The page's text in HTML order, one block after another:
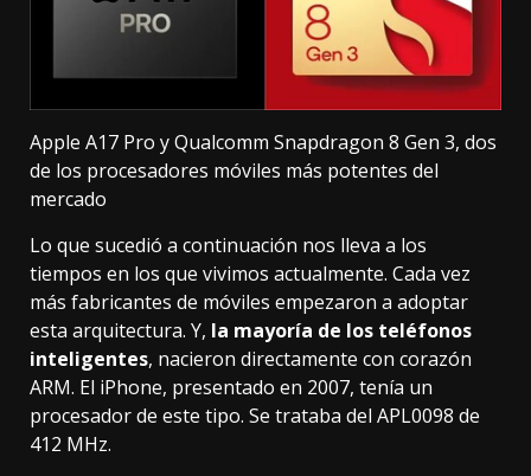
Apple A17 Pro y Qualcomm Snapdragon 8 Gen 3, dos
de los procesadores móviles más potentes del
mercado
Lo que sucedió a continuación nos lleva a los
tiempos en los que vivimos actualmente. Cada vez
más fabricantes de móviles empezaron a adoptar
esta arquitectura. Y, la mayoría de los teléfonos
inteligentes, nacieron directamente con corazón
ARM. El iPhone, presentado en 2007, tenía un
procesador de este tipo. Se trataba del APL0098 de
412 MHz.